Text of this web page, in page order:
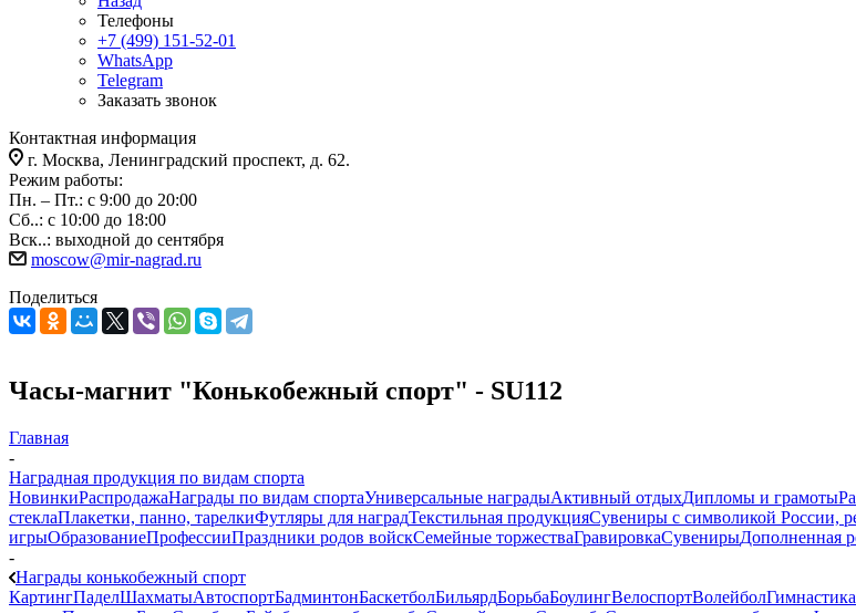
Телефоны
+7 (499) 151-52-01
WhatsApp
Telegram
Заказать звонок
Контактная информация
г. Москва, Ленинградский проспект, д. 62.
Режим работы:
Пн. – Пт.: с 9:00 до 20:00
Сб..: с 10:00 до 18:00
Вск..: выходной до сентября
moscow@mir-nagrad.ru
Поделиться
Часы-магнит "Конькобежный спорт" - SU112
Главная
-
Наградная продукция по видам спорта
НовинкиРаспродажаНаграды по видам спортаУниверсальные наградыАктивный отдыхДипломы и грамоты
стеклаПлакетки, панно, тарелкиФутляры для наградТекстильная продукцияСувениры с символикой России,
игрыОбразованиеПрофессииПраздники родов войскСемейные торжестваГравировкаСувенирыДополненная
-
Награды конькобежный спорт
КартингПаделШахматыАвтоспортБадминтонБаскетболБильярдБорьбаБоулингВелоспортВолейболГимнастика